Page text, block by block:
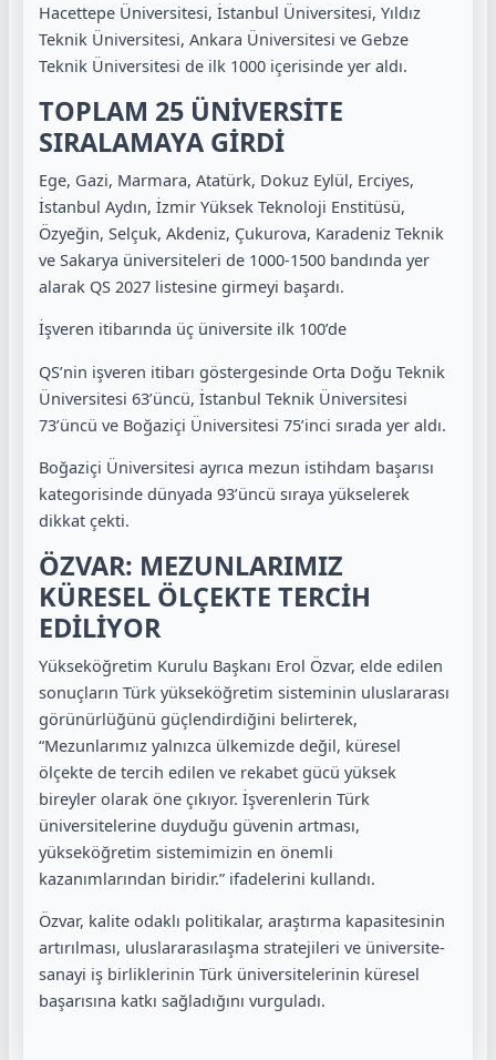
Hacettepe Üniversitesi, İstanbul Üniversitesi, Yıldız
Teknik Üniversitesi, Ankara Üniversitesi ve Gebze
Teknik Üniversitesi de ilk 1000 içerisinde yer aldı.
TOPLAM 25 ÜNİVERSİTE
SIRALAMAYA GİRDİ
Ege, Gazi, Marmara, Atatürk, Dokuz Eylül, Erciyes,
İstanbul Aydın, İzmir Yüksek Teknoloji Enstitüsü,
Özyeğin, Selçuk, Akdeniz, Çukurova, Karadeniz Teknik
ve Sakarya üniversiteleri de 1000-1500 bandında yer
alarak QS 2027 listesine girmeyi başardı.
İşveren itibarında üç üniversite ilk 100’de
QS’nin işveren itibarı göstergesinde Orta Doğu Teknik
Üniversitesi 63’üncü, İstanbul Teknik Üniversitesi
73’üncü ve Boğaziçi Üniversitesi 75’inci sırada yer aldı.
Boğaziçi Üniversitesi ayrıca mezun istihdam başarısı
kategorisinde dünyada 93’üncü sıraya yükselerek
dikkat çekti.
ÖZVAR: MEZUNLARIMIZ
KÜRESEL ÖLÇEKTE TERCİH
EDİLİYOR
Yükseköğretim Kurulu Başkanı Erol Özvar, elde edilen
sonuçların Türk yükseköğretim sisteminin uluslararası
görünürlüğünü güçlendirdiğini belirterek,
“Mezunlarımız yalnızca ülkemizde değil, küresel
ölçekte de tercih edilen ve rekabet gücü yüksek
bireyler olarak öne çıkıyor. İşverenlerin Türk
üniversitelerine duyduğu güvenin artması,
yükseköğretim sistemimizin en önemli
kazanımlarından biridir.” ifadelerini kullandı.
Özvar, kalite odaklı politikalar, araştırma kapasitesinin
artırılması, uluslararasılaşma stratejileri ve üniversite-
sanayi iş birliklerinin Türk üniversitelerinin küresel
başarısına katkı sağladığını vurguladı.